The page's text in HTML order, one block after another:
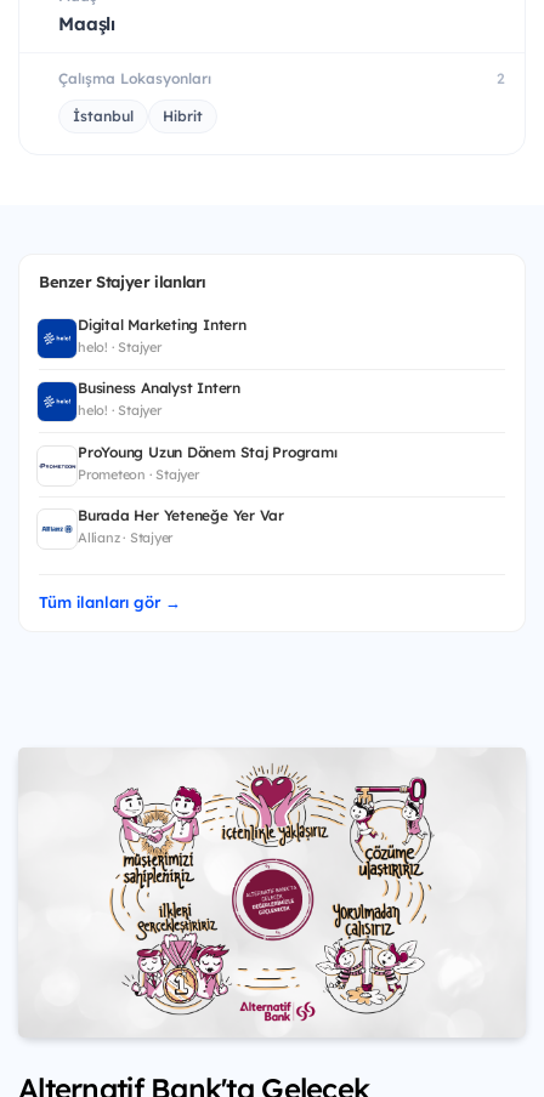
Maaşlı
Çalışma Lokasyonları 2
İstanbul Hibrit
Benzer Stajyer ilanları
Digital Marketing Intern
helo! · Stajyer
Business Analyst Intern
helo! · Stajyer
ProYoung Uzun Dönem Staj Programı
Prometeon · Stajyer
Burada Her Yeteneğe Yer Var
Allianz · Stajyer
Tüm ilanları gör →
Alternatif Bank'ta Gelecek